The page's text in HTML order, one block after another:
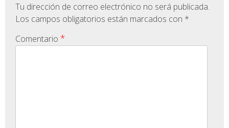
Tu dirección de correo electrónico no será publicada.
Los campos obligatorios están marcados con *
Comentario *